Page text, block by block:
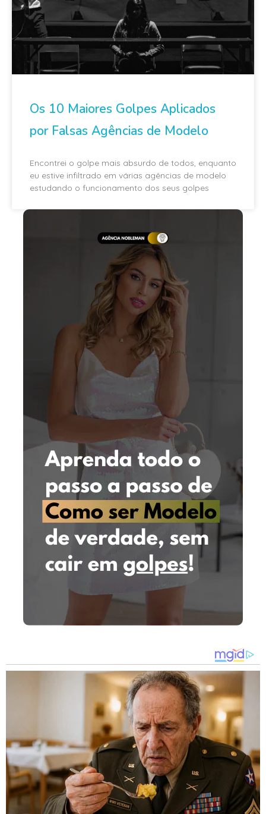
Os 10 Maiores Golpes Aplicados
por Falsas Agências de Modelo
Encontrei o golpe mais absurdo de todos, enquanto
eu estive infiltrado em várias agências de modelo
estudando o funcionamento dos seus golpes